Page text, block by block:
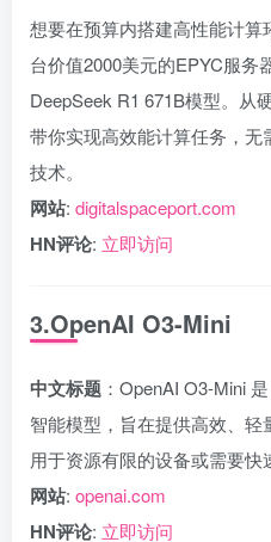
想要在预算内搭建高性能计
台价值2000美元的EPYC服务
DeepSeek R1 671B模型。从
带你实现高效能计算任务，
技术。
网站: digitalspaceport.com
HN评论: 立即访问
3.OpenAI O3-Mini
中文标题 ：OpenAI O3-Mini
智能模型，旨在提供高效、
用于资源有限的设备或需要快
网站: openai.com
HN评论: 立即访问